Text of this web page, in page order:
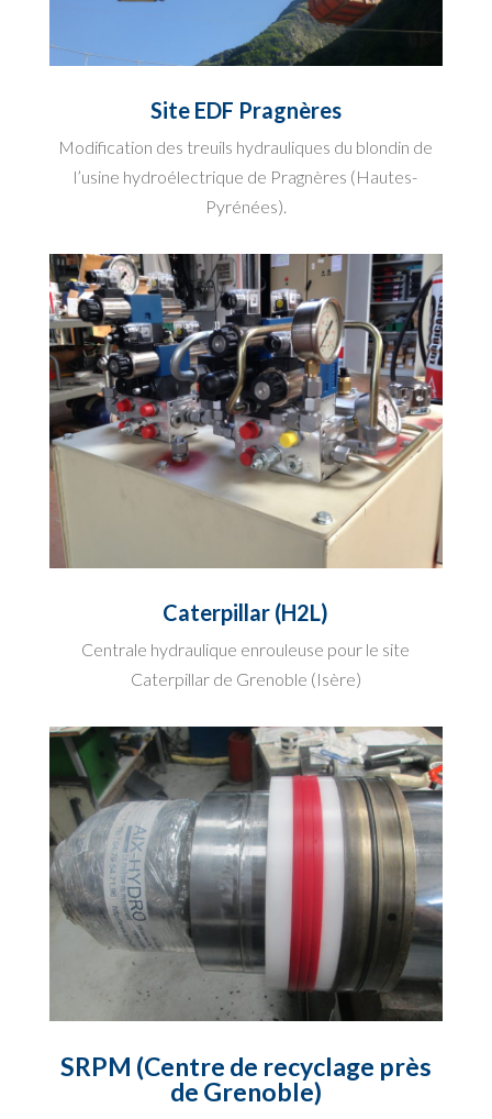
Site EDF Pragnères
Modification des treuils hydrauliques du blondin de
l’usine hydroélectrique de Pragnères (Hautes-
Pyrénées).
Caterpillar (H2L)
Centrale hydraulique enrouleuse pour le site
Caterpillar de Grenoble (Isère)
SRPM (Centre de recyclage près
de Grenoble)